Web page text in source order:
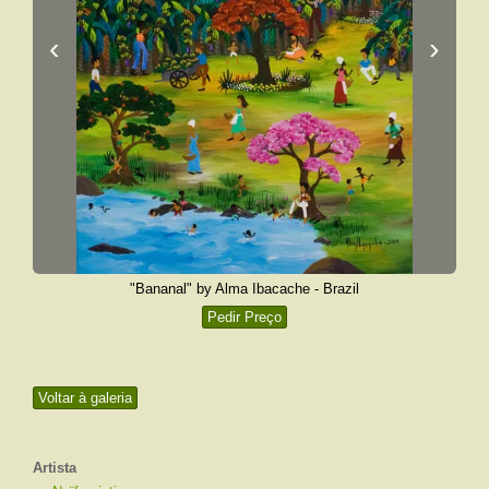
Voltar à galeria
Artista
‹ ›
"Bananal" by Alma Ibacache - Brazil
Pedir Preço